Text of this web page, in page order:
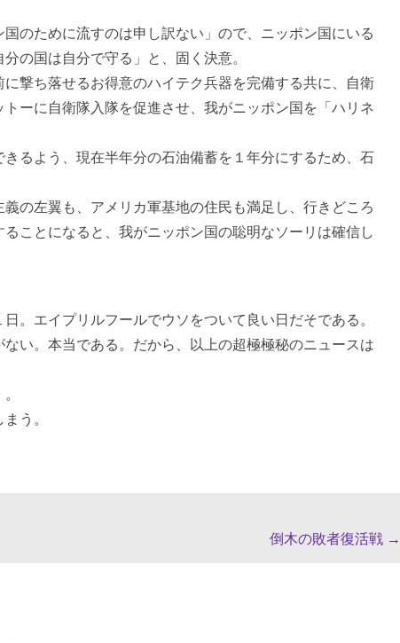
のために流すのは申し訳ない」ので、ニッポン国にいる
の国は自分で守る」と、固く決意。
撃ち落せるお得意のハイテク兵器を完備する共に、自衛
ーに自衛隊入隊を促進させ、我がニッポン国を「ハリネ
るよう、現在半年分の石油備蓄を１年分にするため、石
の左翼も、アメリカ軍基地の住民も満足し、行きどころ
ことになると、我がニッポン国の聡明なソーリは確信し
。エイプリルフールでウソをついて良い日だそである。
い。本当である。だから、以上の超極極秘のニュースは
う。
倒木の敗者復活戦 →